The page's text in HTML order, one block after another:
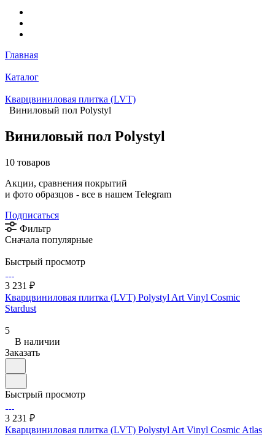
Главная
Каталог
Кварцвиниловая плитка (LVT)
Виниловый пол Polystyl
Виниловый пол Polystyl
10 товаров
Акции, сравнения покрытий
и фото образцов - все в нашем Telegram
Подписаться
Фильтр
Сначала популярные
Быстрый просмотр
3 231 ₽
Кварцвиниловая плитка (LVT) Polystyl Art Vinyl Cosmic
Stardust
5
В наличии
Заказать
Быстрый просмотр
3 231 ₽
Кварцвиниловая плитка (LVT) Polystyl Art Vinyl Cosmic Atlas